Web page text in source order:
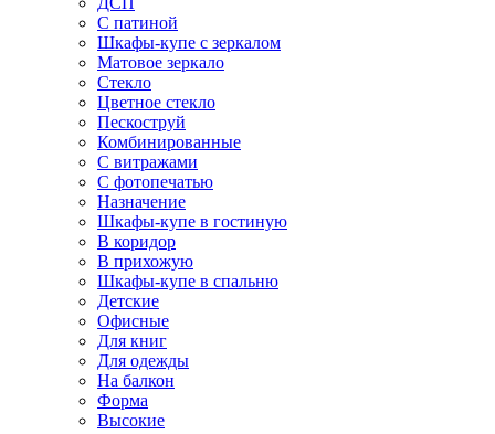
С патиной
Шкафы-купе с зеркалом
Матовое зеркало
Стекло
Цветное стекло
Пескоструй
Комбинированные
С витражами
С фотопечатью
Назначение
Шкафы-купе в гостиную
В коридор
В прихожую
Шкафы-купе в спальню
Детские
Офисные
Для книг
Для одежды
На балкон
Форма
Высокие